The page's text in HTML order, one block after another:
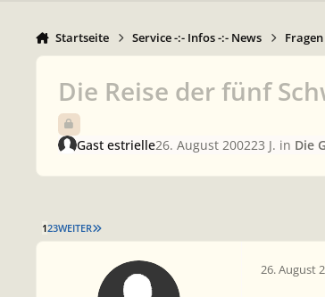
Startseite Service -:- Infos -:- News
Die Reise der fünf
Gast estrielle26. August 200223 J. in Die
123WEITER LETZTE SEITE
26. August